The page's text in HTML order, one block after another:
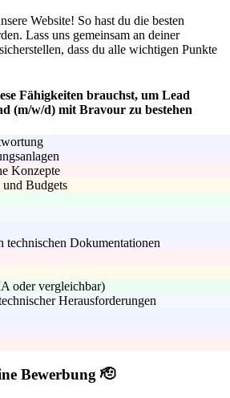
Website! So hast du die besten
Lass uns gemeinsam an deiner
dass du alle wichtigen Punkte
Fähigkeiten brauchst, um Lead
(m/w/d) mit Bravour zu bestehen
Konzepte
Budgets
technischen Dokumentationen
oder vergleichbar)
Herausforderungen
Bewerbung 🫡